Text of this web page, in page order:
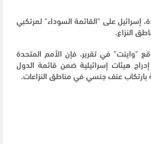
إسرائيل على "القائمة السوداء" لمرتكبي
النزاع.
"واينت" في تقرير، فإن الأمم المتحدة
هيئات إسرائيلية ضمن قائمة الدول
بارتكاب عنف جنسي في مناطق النزاعات.